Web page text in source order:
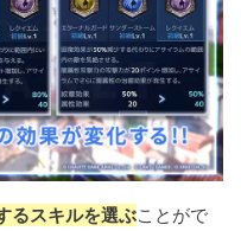
るスキルを選ぶことがで